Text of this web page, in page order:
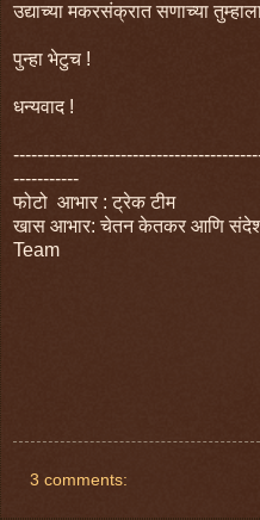
उद्याच्या मकरसंक्रात सणाच्या
पुन्हा भेटुच !
धन्यवाद !
-----------
फोटो आभार : ट्रेक टीम
खास आभार: चेतन केतकर आणि
Team
3 comments: